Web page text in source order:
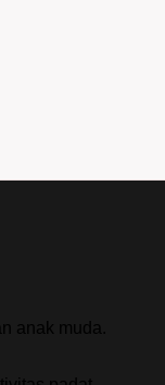
anak muda.